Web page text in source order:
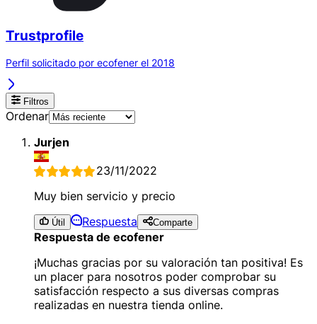
Trustprofile
Perfil solicitado por ecofener el 2018
Filtros
Ordenar
Jurjen
23/11/2022
Muy bien servicio y precio
Útil Respuesta Comparte
Respuesta de ecofener
¡Muchas gracias por su valoración tan positiva! Es
un placer para nosotros poder comprobar su
satisfacción respecto a sus diversas compras
realizadas en nuestra tienda online.